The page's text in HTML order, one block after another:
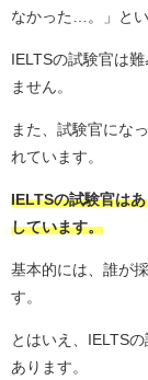
なかった…。」とい
IELTSの試験官は
ません。
また、試験官にな
れています。
IELTSの試験官は
しています。
基本的には、誰が
す。
とはいえ、IELTS
あります。